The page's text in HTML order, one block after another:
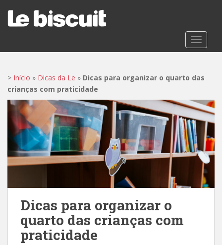
t
> Início » Dicas da Le » Dicas para organizar o quarto das
crianças com praticidade
Dicas para organizar o
quarto das crianças com
praticidade